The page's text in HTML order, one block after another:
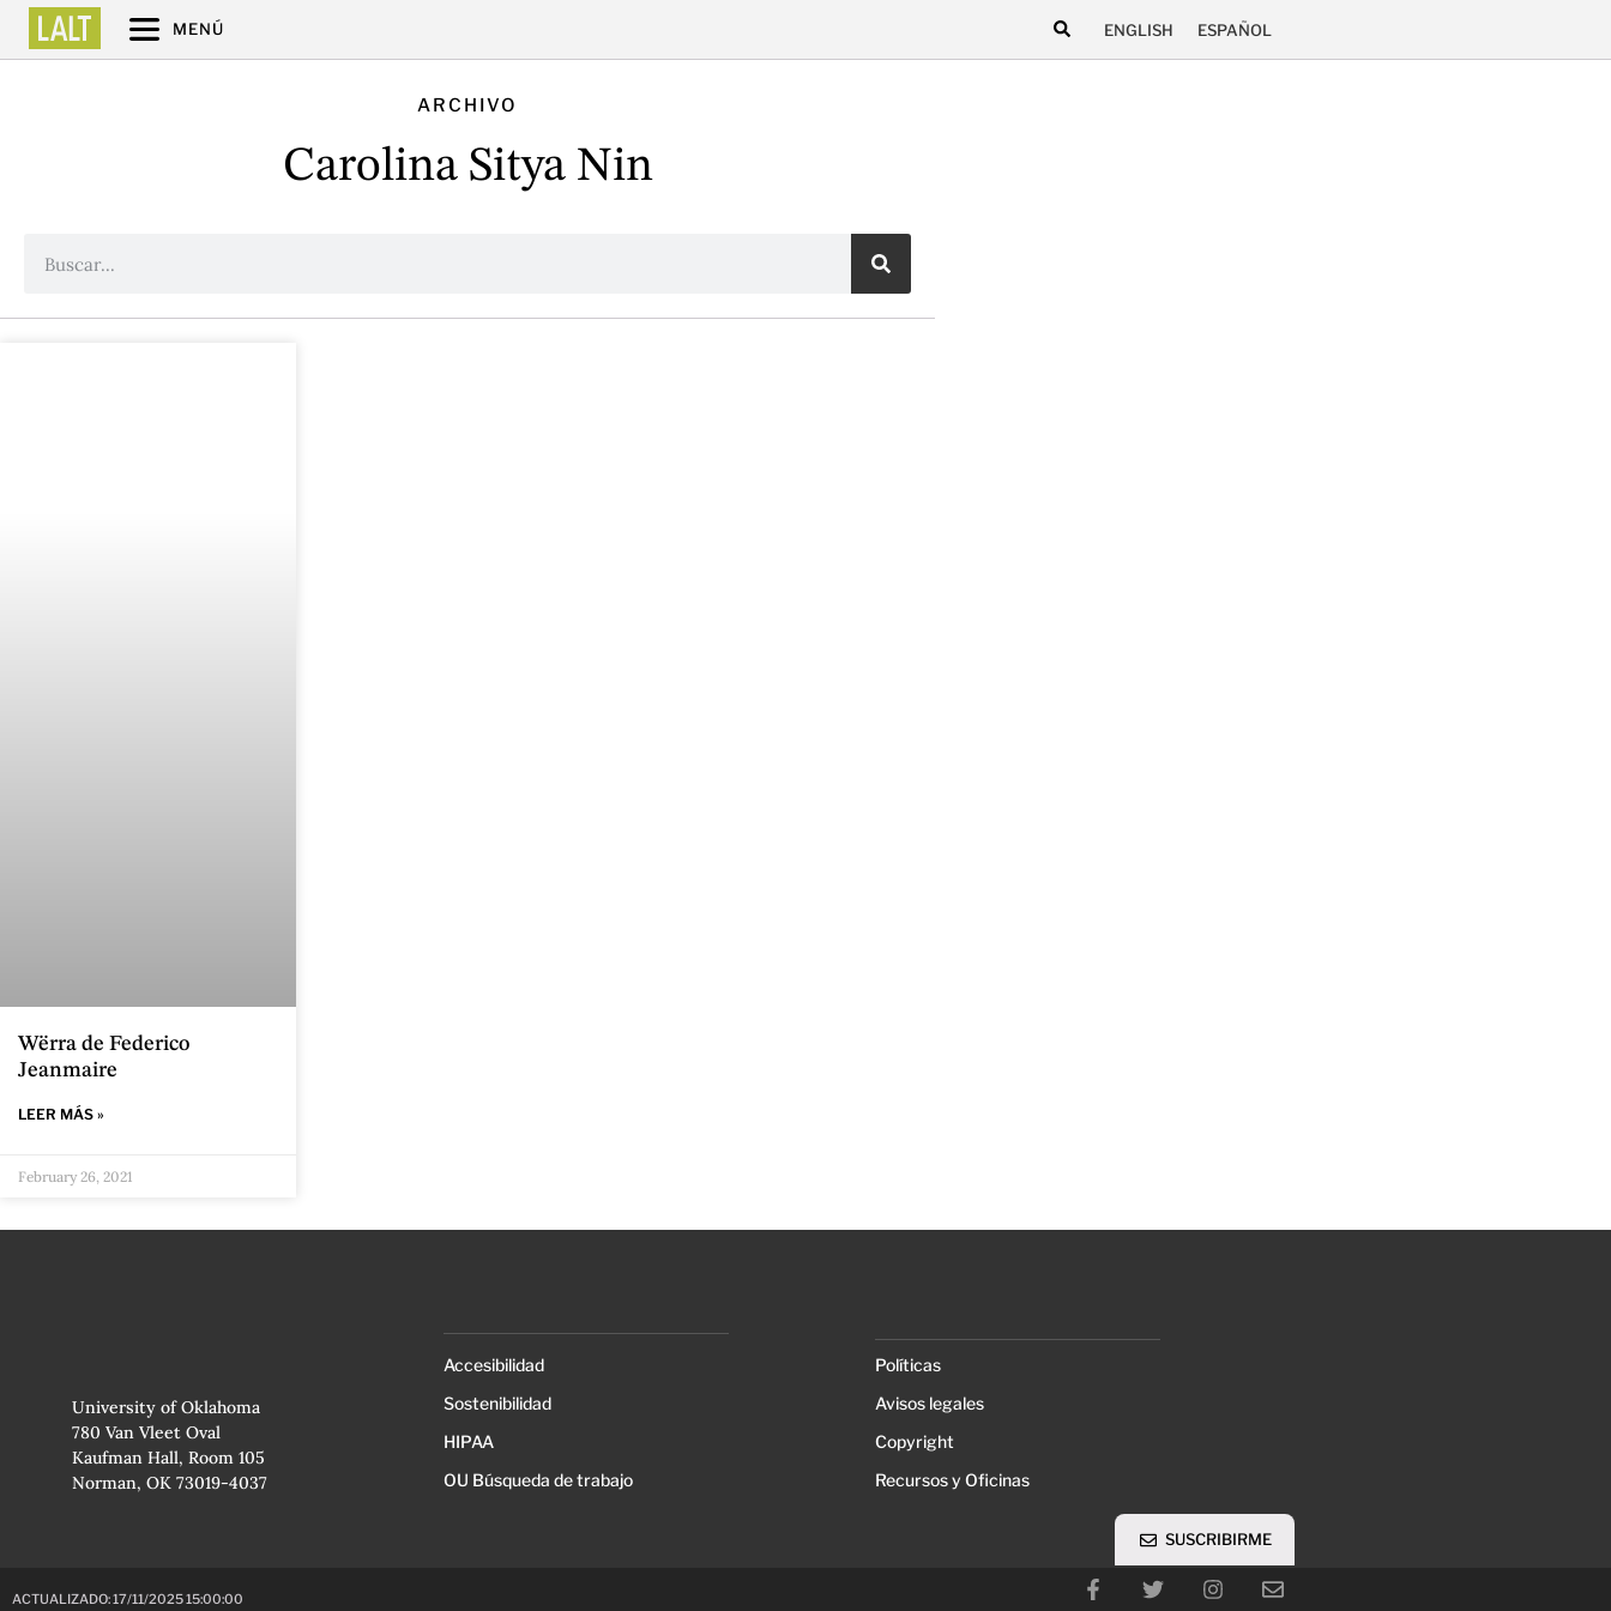
MENÚ ENGLISH ESPAÑOL
ARCHIVO
Carolina Sitya Nin
Wërra de Federico
Jeanmaire
LEER MÁS »
February 26, 2021
University of Oklahoma
780 Van Vleet Oval
Kaufman Hall, Room 105
Norman, OK 73019-4037
Accesibilidad
Sostenibilidad
HIPAA
OU Búsqueda de trabajo
Políticas
Avisos legales
Copyright
Recursos y Oficinas
ACTUALIZADO: 17/11/2025 15:00:00
SUSCRIBIRME